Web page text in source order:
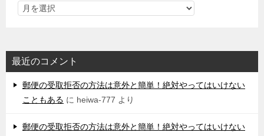
最近のコメント
郵便の受取拒否の方法は意外と簡単！絶対やってはいけない
こともある に heiwa-777 より
郵便の受取拒否の方法は意外と簡単！絶対やってはいけない